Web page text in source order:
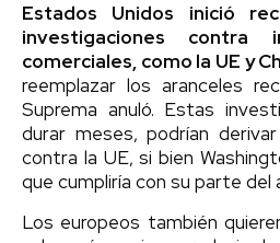
Estados Unidos inició
investigaciones contra
comerciales, como la UE y
reemplazar los aranceles
Suprema anuló. Estas
durar meses, podrían
contra la UE, si bien
que cumpliría con su parte del
Los europeos también